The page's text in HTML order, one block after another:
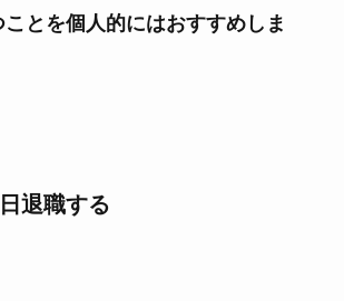
とを個人的にはおすすめしま
退職する